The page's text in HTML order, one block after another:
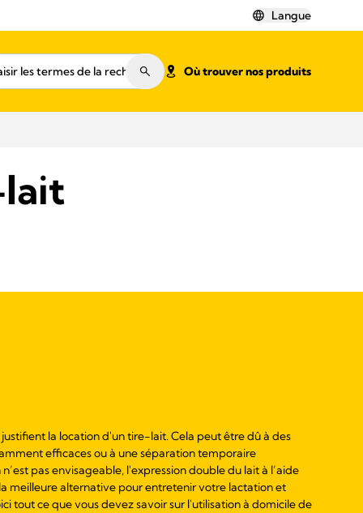
Langue
Où trouver nos produits
lait
justifient la location d'un tire-lait. Cela peut être dû à des
efficaces ou à une séparation temporaire
n’est pas envisageable, l'expression double du lait à l’aide
meilleure alternative pour entretenir votre lactation et
tout ce que vous devez savoir sur l'utilisation à domicile de